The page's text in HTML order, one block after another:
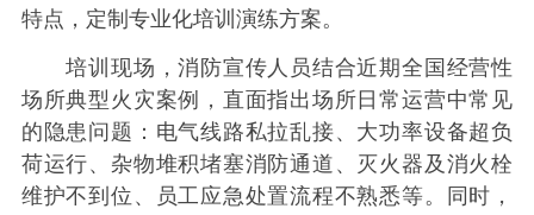
特点，定制专业化培训演练方案。
培训现场，消防宣传人员结合近期全国经营性
场所典型火灾案例，直面指出场所日常运营中常见
的隐患问题：电气线路私拉乱接、大功率设备超负
荷运行、杂物堆积堵塞消防通道、灭火器及消火栓
维护不到位、员工应急处置流程不熟悉等。同时，